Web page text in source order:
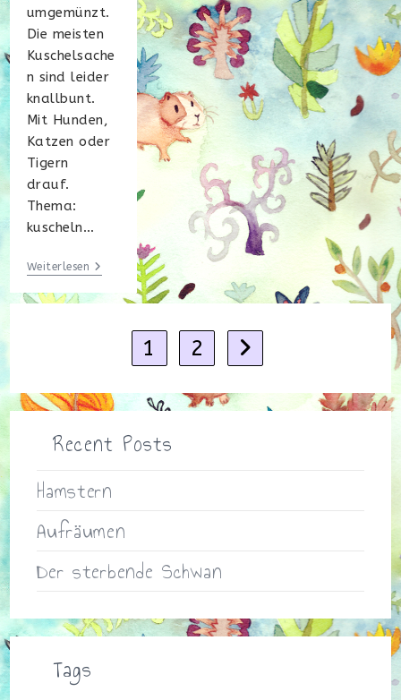
umgemünzt.
Die meisten
Kuschelsache
n sind leider
knallbunt.
Mit Hunden,
Katzen oder
Tigern
drauf.
Thema:
kuscheln…
Weiterlesen Over
The
Ocean
1 2 Gehe zur nächsten Seite
Recent Posts
Hamstern
Aufräumen
Der sterbende Schwan
Tags